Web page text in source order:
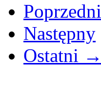
Poprzedni
Następny
Ostatni →